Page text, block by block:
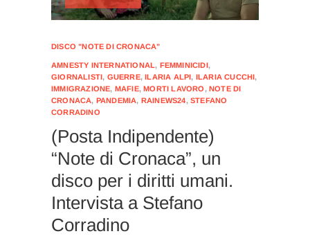
DISCO "NOTE DI CRONACA"
AMNESTY INTERNATIONAL, FEMMINICIDI,
GIORNALISTI, GUERRE,ILARIA ALPI, ILARIA CUCCHI,
IMMIGRAZIONE, MAFIE,MORTI LAVORO ,NOTE DI
CRONACA, PANDEMIA, RAINEWS24,STEFANO
CORRADINO
(Posta Indipendente)
“Note di Cronaca”, un
disco per i diritti umani.
Intervista a Stefano
Corradino